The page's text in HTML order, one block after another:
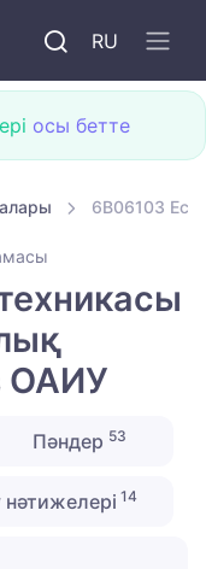
RU
осы бетте
6B06103
ОАИУ
Пәндер 53
14